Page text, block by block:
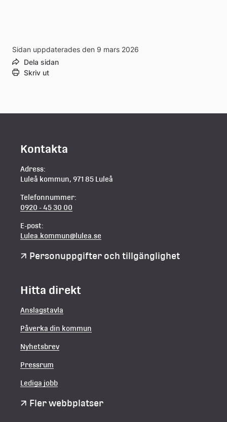
webbplats
Sidan uppdaterades den 9 mars 2026
Dela sidan
Skriv ut
Kontakta
Adress:
Luleå kommun, 971 85 Luleå
Telefonnummer:
0920 - 45 30 00
E-post:
Lulea.kommun@lulea.se
Personuppgifter och tillgänglighet
Hitta direkt
Anslagstavla
Påverka din kommun
Nyhetsbrev
Pressrum
Lediga jobb
Fler webbplatser